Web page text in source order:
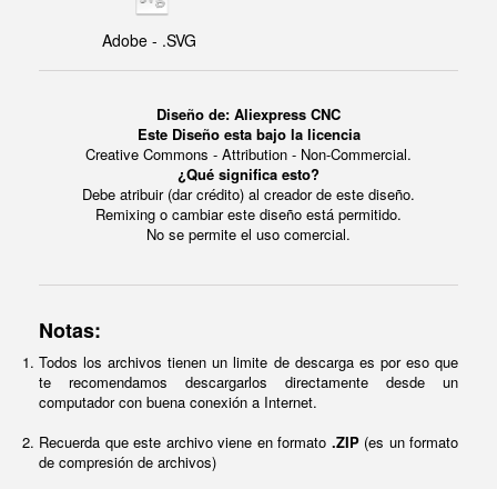
Adobe - .SVG
Diseño de: Aliexpress CNC
Este Diseño esta bajo la licencia
Creative Commons - Attribution - Non-Commercial.
¿Qué significa esto?
Debe atribuir (dar crédito) al creador de este diseño.
Remixing o cambiar este diseño está permitido.
No se permite el uso comercial.
Notas:
Todos los archivos tienen un limite de descarga es por eso que
te recomendamos descargarlos directamente desde un
computador con buena conexión a Internet.
Recuerda que este archivo viene en formato .ZIP(es un formato
de compresión de archivos)